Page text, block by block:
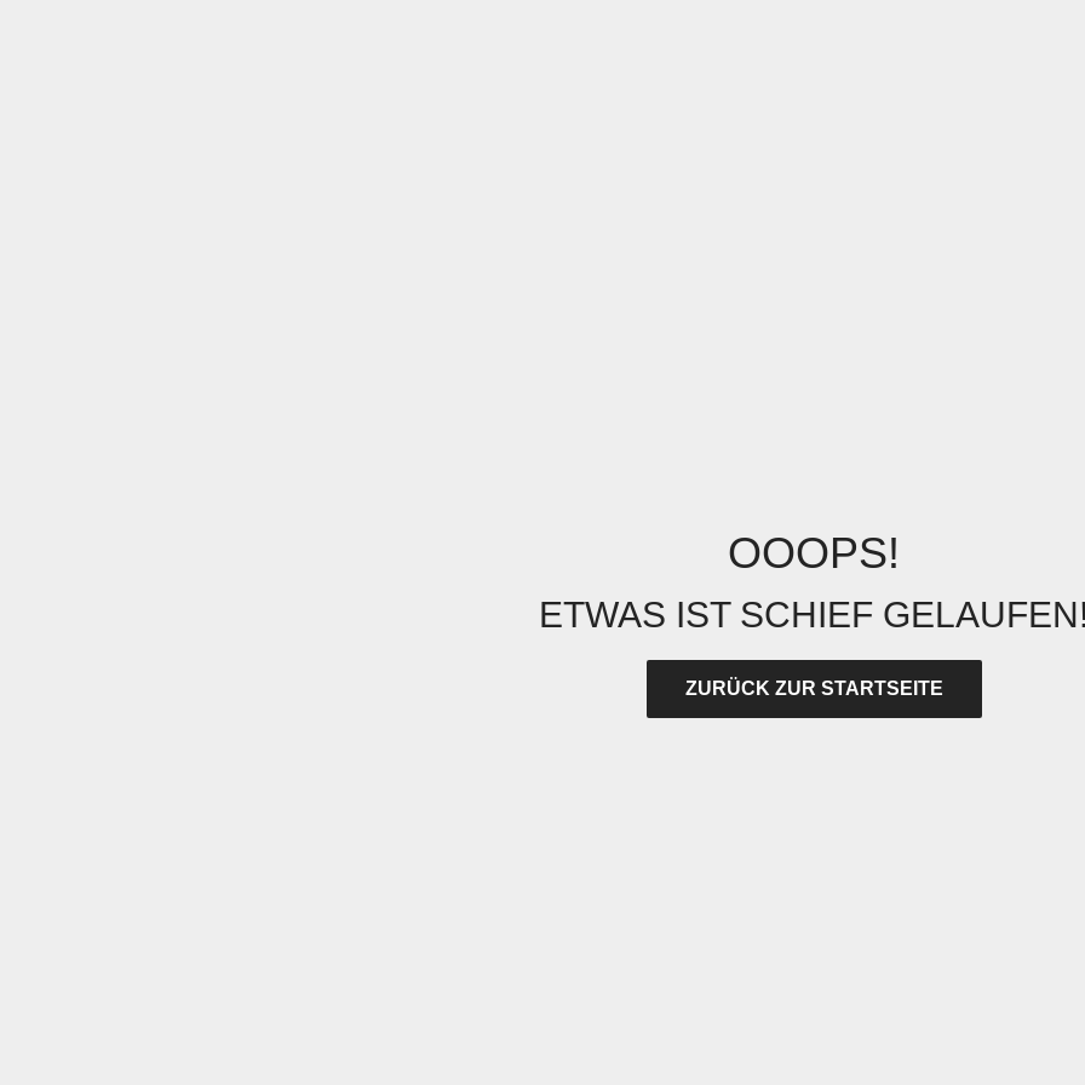
OOOPS!
ETWAS IST SCHIEF
ZURÜCK ZUR STARTSEITE